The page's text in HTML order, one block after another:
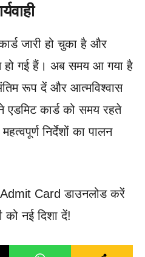
जारी हो चुका है और
हो गई हैं। अब समय आ गया है
रूप दें और आत्मविश्वास
एडमिट कार्ड को समय रहते
निर्देशों का पालन
Card डाउनलोड करें
को नई दिशा दें!